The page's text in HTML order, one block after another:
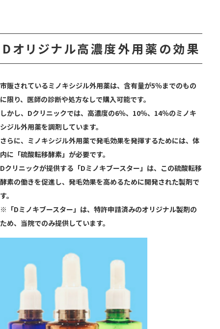
Dオリジナル高濃度外用薬の効果
市販されているミノキシジル外用薬は、含有量が5％までのもの
に限り、医師の診断や処方なしで購入可能です。
しかし、Dクリニックでは、高濃度の6％、10％、14％のミノキ
シジル外用薬を調剤しています。
さらに、ミノキシジル外用薬で発毛効果を発揮するためには、体
内に「硫酸転移酵素」が必要です。
Dクリニックが提供する「Dミノキブースター」は、この硫酸転移
酵素の働きを促進し、発毛効果を高めるために開発された製剤で
す。
※「Dミノキブースター」は、特許申請済みのオリジナル製剤の
ため、当院でのみ提供しています。